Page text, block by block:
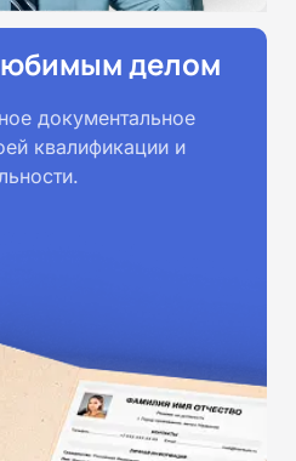
делом
документальное
квалификации и